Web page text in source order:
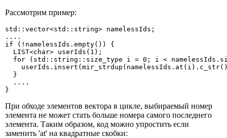
Рассмотрим пример:
std::vector<std::string> namelessIds;
....
if (!namelessIds.empty()) {
  LIST<char> userIds(1);
for (std::string::size_type i = 0; i <
  }
  ....
}
При обходе элементов вектора в цикле, выбираемый номер
элемента не может стать больше номера самого последнего
элемента. Таким образом, код можно упростить если
заменить 'at' на квадратные скобки: